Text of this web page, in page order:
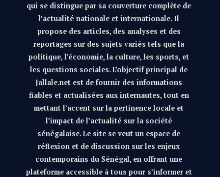
qui se distingue par sa couverture complète de
l’actualité nationale et internationale. Il
propose des articles, des analyses et des
reportages sur des sujets variés tels que la
politique, l’économie, la culture, les sports, et
les questions sociales. L’objectif principal de
Jallale.net est de fournir des informations
fiables et actualisées aux internautes, tout en
mettant l’accent sur la pertinence locale et
l’impact de l’actualité sur la société
sénégalaise. Le site se veut un espace de
réflexion et de discussion sur les enjeux
contemporains du Sénégal, en offrant une
plateforme accessible à tous pour s’informer et